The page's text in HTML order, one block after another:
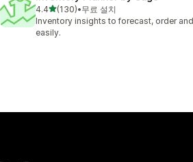
4.4별 5개 중
(130)
총 리뷰 130개
•무료 설치
Inventory insights to forecast, order
easily.